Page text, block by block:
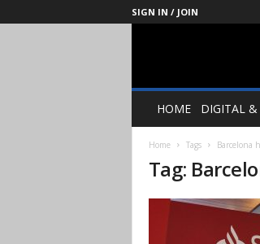
SIGN IN / JOIN
Management
SocietyHOME DIGITAL &
Home Tags Barcelona
Tag: